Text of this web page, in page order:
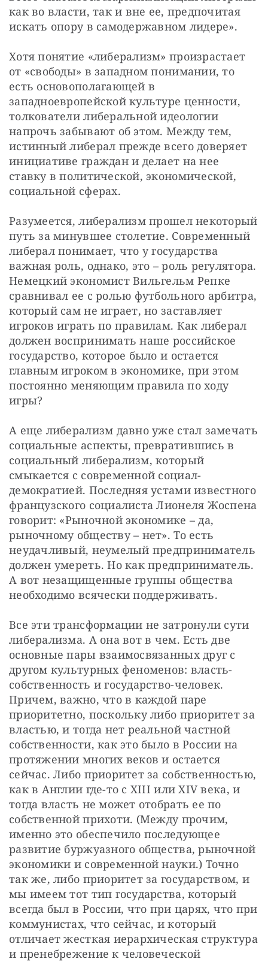
как во власти, так и вне ее, предпочитая
искать опору в самодержавном лидере».
Хотя понятие «либерализм» произрастает
от «свободы» в западном понимании, то
есть основополагающей в
западноевропейской культуре ценности,
толкователи либеральной идеологии
напрочь забывают об этом. Между тем,
истинный либерал прежде всего доверяет
инициативе граждан и делает на нее
ставку в политической, экономической,
социальной сферах.
Разумеется, либерализм прошел некоторый
путь за минувшее столетие. Современный
либерал понимает, что у государства
важная роль, однако, это – роль регулятора.
Немецкий экономист Вильгельм Репке
сравнивал ее с ролью футбольного арбитра,
который сам не играет, но заставляет
игроков играть по правилам. Как либерал
должен воспринимать наше российское
государство, которое было и остается
главным игроком в экономике, при этом
постоянно меняющим правила по ходу
игры?
А еще либерализм давно уже стал замечать
социальные аспекты, превратившись в
социальный либерализм, который
смыкается с современной социал-
демократией. Последняя устами известного
французского социалиста Лионеля Жоспена
говорит: «Рыночной экономике – да,
рыночному обществу – нет». То есть
неудачливый, неумелый предприниматель
должен умереть. Но как предприниматель.
А вот незащищенные группы общества
необходимо всячески поддерживать.
Все эти трансформации не затронули сути
либерализма. А она вот в чем. Есть две
основные пары взаимосвязанных друг с
другом культурных феноменов: власть-
собственность и государство-человек.
Причем, важно, что в каждой паре
приоритетно, поскольку либо приоритет за
властью, и тогда нет реальной частной
собственности, как это было в России на
протяжении многих веков и остается
сейчас. Либо приоритет за собственностью,
как в Англии где-то с XIII или XIV века, и
тогда власть не может отобрать ее по
собственной прихоти. (Между прочим,
именно это обеспечило последующее
развитие буржуазного общества, рыночной
экономики и современной науки.) Точно
так же, либо приоритет за государством, и
мы имеем тот тип государства, который
всегда был в России, что при царях, что при
коммунистах, что сейчас, и который
отличает жесткая иерархическая структура
и пренебрежение к человеческой